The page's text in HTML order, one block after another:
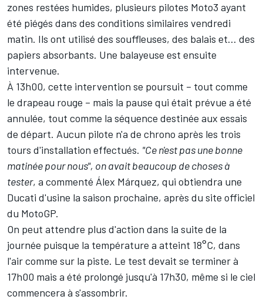
zones restées humides, plusieurs pilotes Moto3 ayant
été piégés dans des conditions similaires vendredi
matin. Ils ont utilisé des souffleuses, des balais et... des
papiers absorbants. Une balayeuse est ensuite
intervenue.
À 13h00, cette intervention se poursuit – tout comme
le drapeau rouge – mais la pause qui était prévue a été
annulée, tout comme la séquence destinée aux essais
de départ. Aucun pilote n'a de chrono après les trois
tours d'installation effectués. "Ce n'est pas une bonne
matinée pour nous", on avait beaucoup de choses à
tester, a commenté Álex Márquez, qui obtiendra une
Ducati d'usine la saison prochaine, après du site officiel
du MotoGP.
On peut attendre plus d'action dans la suite de la
journée puisque la température a atteint 18°C, dans
l'air comme sur la piste. Le test devait se terminer à
17h00 mais a été prolongé jusqu'à 17h30, même si le ciel
commencera à s'assombrir.